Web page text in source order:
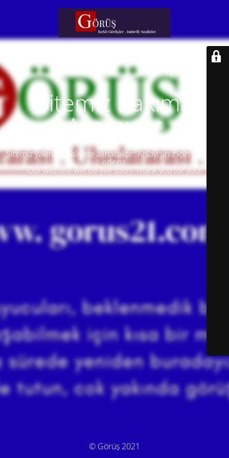
Sitemiz Bakıma
Alınmıştır
Sitemiz yakında faaliyete alınacaktır. Anlayışınız için teşekkür
ederiz.
Our website will be live soon. Thank you for your
understanding.
© Görüş 2021